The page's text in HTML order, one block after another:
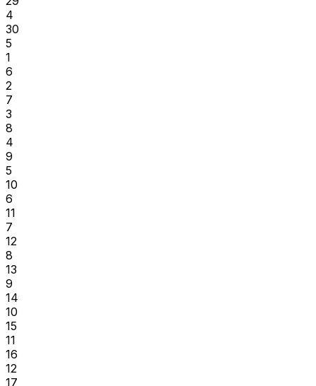
4
30
5
1
6
2
7
3
8
4
9
5
10
6
11
7
12
8
13
9
14
10
15
11
16
12
17